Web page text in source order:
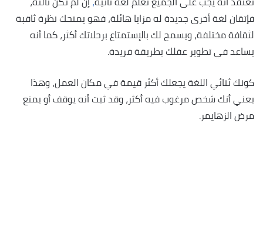
فإتقان لغة أخرى جديدة له مزايا هائلة، فهو يمنحك نظرة ثاقبة
لثقافة مختلفة، ويسمح لك بالإستمتاع برحلاتك أكثر، كما أنه
يساعد في تطوير عقلك بطريقة فريدة.
كونك ثنائي اللغة يجعلك أكثر قيمة في مكان العمل، وهذا
يعني أنك شخص مرغوب فيه أكثر، وقد ثبت أنه يوقف أو يمنع
مرض الزهايمر.